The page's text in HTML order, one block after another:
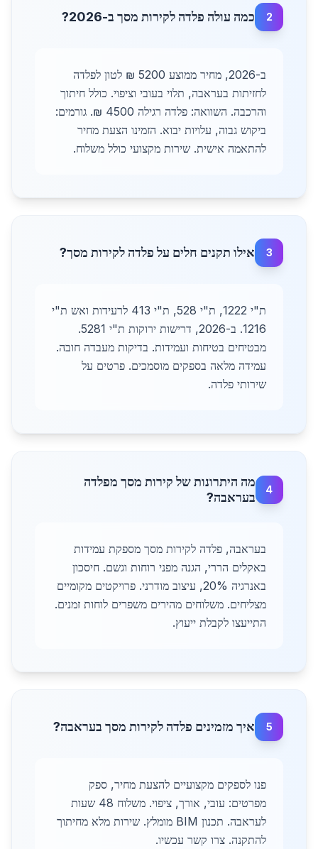
2 כמה עולה פלדה לקירות מסך ב-2026?
ב-2026, מחיר ממוצע 5200 ₪ לטון לפלדה
לחזיתות בעראבה, תלוי בעובי וציפוי. כולל חיתוך
והרכבה. השוואה: פלדה רגילה 4500 ₪. גורמים:
ביקוש גבוה, עלויות יבוא. הזמינו הצעת מחיר
להתאמה אישית. שירות מקצועי כולל משלוח.
3 אילו תקנים חלים על פלדה לקירות מסך?
ת"י 1222, ת"י 528, ת"י 413 לרעידות ואש ת"י
1216. ב-2026, דרישות ירוקות ת"י 5281.
מבטיחים בטיחות ועמידות. בדיקות מעבדה חובה.
עמידה מלאה בספקים מוסמכים. פרטים על
שירותי פלדה.
4
מה היתרונות של קירות מסך מפלדה
בעראבה?
בעראבה, פלדה לקירות מסך מספקת עמידות
באקלים הררי, הגנה מפני רוחות וגשם. חיסכון
באנרגיה 20%, עיצוב מודרני. פרויקטים מקומיים
מצליחים. משלוחים מהירים משפרים לוחות זמנים.
התייעצו לקבלת ייעוץ.
5 איך מזמינים פלדה לקירות מסך בעראבה?
פנו לספקים מקצועיים להצעת מחיר, ספק
מפרטים: עובי, אורך, ציפוי. משלוח 48 שעות
לעראבה. תכנון BIM מומלץ. שירות מלא מחיתוך
להתקנה. צרו קשר עכשיו.